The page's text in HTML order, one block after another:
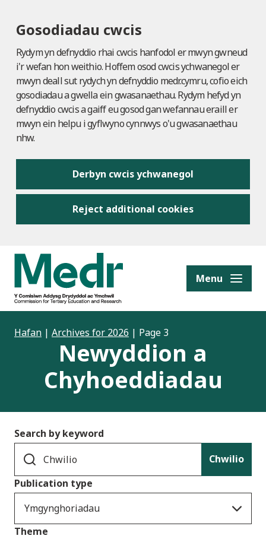
Gosodiadau cwcis
Rydym yn defnyddio rhai cwcis hanfodol er mwyn gwneud
i'r wefan hon weithio. Hoffem osod cwcis ychwanegol er
mwyn deall sut rydych yn defnyddio medr.cymru, cofio eich
gosodiadau a gwella ein gwasanaethau. Rydym hefyd yn
defnyddio cwcis a gaiff eu gosod gan wefannau eraill er
mwyn ein helpu i gyflwyno cynnwys o'u gwasanaethau
nhw.
Derbyn cwcis ychwanegol
Reject additional cookies
content Menu
Hafan | Archives for 2026 | Page 3
Newyddion a
Chyhoeddiadau
Search by keyword
Chwilio
Publication type
Ymgynghoriadau
Theme